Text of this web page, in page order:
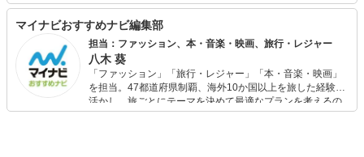
ーンを作ることで、 生きててよかったと思える社会の実現
を目指しています。 主にレシピの開発、記事執筆、栄養計
算、商品開発、食・健康に関するコンサルティングを行っ
ています。SNSで手作り料理を発信中。
マイナビおすすめナビ編集部
担当：ファッション、本・音楽・映画、旅行・レジャー
八木 葵
「ファッション」「旅行・レジャー」「本・音楽・映画」
を担当。47都道府県制覇、海外10か国以上を旅した経験を
活かし、旅ごとにテーマを決めて最適なプランを考えるの
が得意。また、アパレルショップでの販売経験もあり。誰